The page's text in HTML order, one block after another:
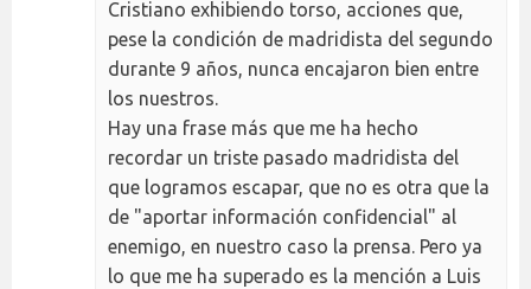
Cristiano exhibiendo torso, acciones que,
pese la condición de madridista del segundo
durante 9 años, nunca encajaron bien entre
los nuestros.
Hay una frase más que me ha hecho
recordar un triste pasado madridista del
que logramos escapar, que no es otra que la
de "aportar información confidencial" al
enemigo, en nuestro caso la prensa. Pero ya
lo que me ha superado es la mención a Luis